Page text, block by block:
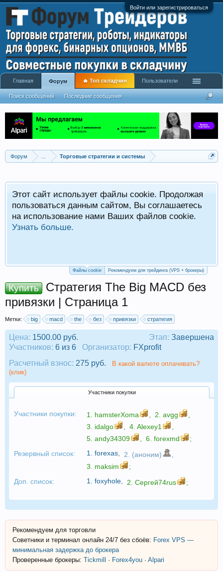
Войти или зарегистрироваться
Форум Торговые стратегии и системы
Этот сайт использует файлы cookie. Продолжая
пользоваться данным сайтом, Вы соглашаетесь
на использование нами Ваших файлов cookie.
Узнать больше.
Файлы cookie Рекомендуем для трейдинга (VPS + брокеры)
Купить
Стратегия The Big MACD без
привязки | Страница 1
Метки: big macd the без привязки стратегия
Этап: Завершена
Цена: 1500.00 руб.
Участников: 6 из 6 Организатор: FXprofit
Расчетный взнос: 275 руб.
В какой валюте оплачивать?
(клик)
Участники покупки
Участники покупки: 1. hamsterXoma 2. avgg
3. idalgo 4. Alexey1
5. andy34309 6. forexmd
;
Резервный список:
1. forexas 2. (аноним)
3. maksim
;
Доп. список:
1. foxyhole 2. Сергей74rus ;
Рекомендуем для торговли
Советники и терминал онлайн 24/7 без сбоёв: Forex VPS —
минимальная задержка до брокера
Проверенные брокеры: Tickmill · Forex4you · Alpari
Главная Форум
Поиск сообщений Последние сообщения
🔥 Топ складчин Пользователи